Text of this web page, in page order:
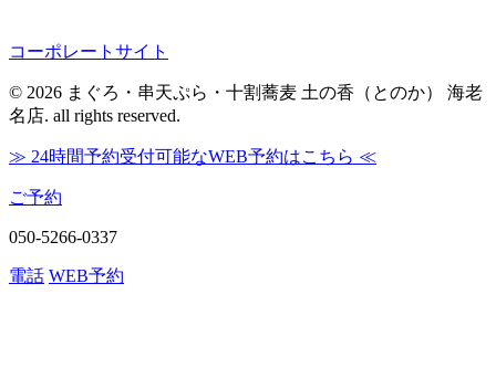
コーポレートサイト
© 2026 まぐろ・串天ぷら・十割蕎麦 土の香（とのか） 海老
名店. all rights reserved.
≫ 24時間予約受付可能なWEB予約はこちら ≪
ご予約
050-5266-0337
電話 WEB予約